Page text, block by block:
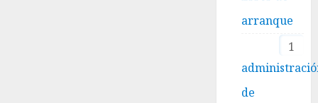
arranque
1
de